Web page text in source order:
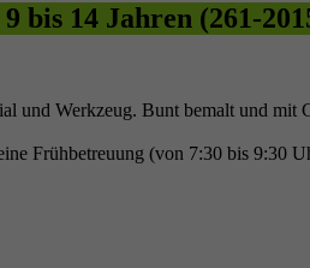
bis 14 Jahren (261-
und Werkzeug. Bunt bemalt und
Frühbetreuung (von 7:30 bis 9:30